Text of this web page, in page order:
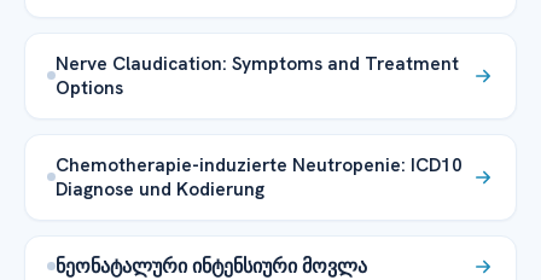
Nerve Claudication: Symptoms and Treatment
Options
Chemotherapie-induzierte Neutropenie: ICD10
Diagnose und Kodierung
ნეონატალური ინტენსიური მოვლა